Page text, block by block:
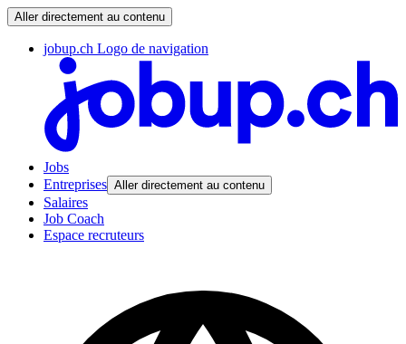
Aller directement au contenu
jobup.ch Logo de navigation
Jobs
Entreprises Aller directement au contenu
Salaires
Job Coach
Espace recruteurs